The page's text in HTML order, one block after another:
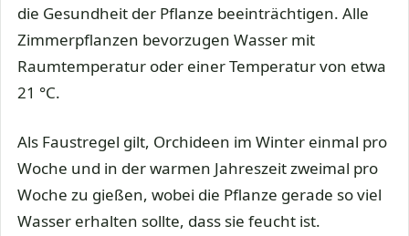
die Gesundheit der Pflanze beeinträchtigen. Alle
Zimmerpflanzen bevorzugen Wasser mit
Raumtemperatur oder einer Temperatur von etwa
21 °C.
Als Faustregel gilt, Orchideen im Winter einmal pro
Woche und in der warmen Jahreszeit zweimal pro
Woche zu gießen, wobei die Pflanze gerade so viel
Wasser erhalten sollte, dass sie feucht ist.